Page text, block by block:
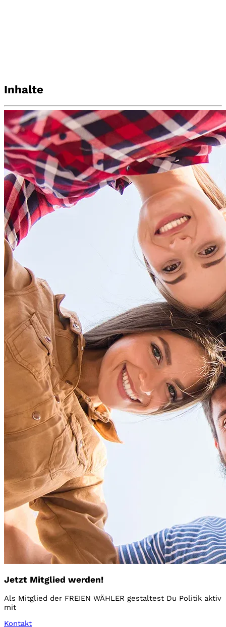
Inhalte
Jetzt Mitglied werden!
Als Mitglied der FREIEN WÄHLER gestaltest Du Politik aktiv
mit
Kontakt